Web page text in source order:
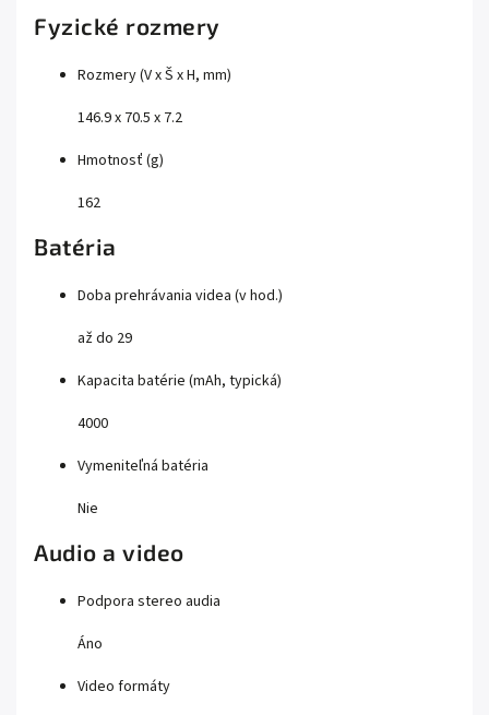
Fyzické rozmery
Rozmery (V x Š x H, mm)
146.9 x 70.5 x 7.2
Hmotnosť (g)
162
Batéria
Doba prehrávania videa (v hod.)
až do 29
Kapacita batérie (mAh, typická)
4000
Vymeniteľná batéria
Nie
Audio a video
Podpora stereo audia
Áno
Video formáty